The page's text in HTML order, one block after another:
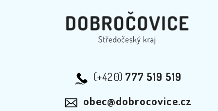
(+420) 777 519 519
obec@dobrocovice.cz